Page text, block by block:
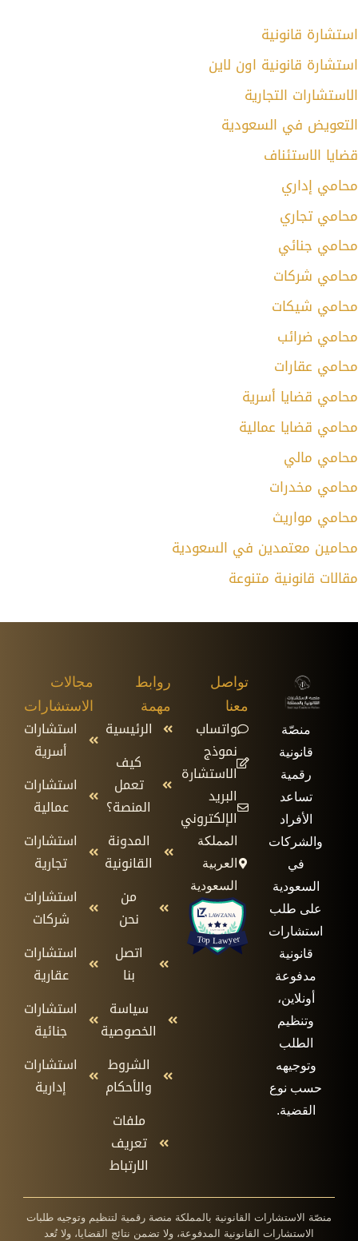
استشارة قانونية
استشارة قانونية اون لاين
الاستشارات التجارية
التعويض في السعودية
قضايا الاستئناف
محامي إداري
محامي تجاري
محامي جنائي
محامي شركات
محامي شيكات
محامي ضرائب
محامي عقارات
محامي قضايا أسرية
محامي قضايا عمالية
محامي مالي
محامي مخدرات
محامي مواريث
محامين معتمدين في السعودية
مقالات قانونية متنوعة
منصّة
قانونية
رقمية
تساعد
الأفراد
والشركات
في
السعودية
على طلب
استشارات
قانونية
مدفوعة
أونلاين،
وتنظيم
الطلب
وتوجيهه
حسب نوع
القضية.
روابط
مهمة
الرئيسية
كيف
تعمل
المنصة؟
المدونة
القانونية
من
نحن
اتصل
بنا
سياسة
الخصوصية
الشروط
والأحكام
ملفات
تعريف
الارتباط
مجالات
الاستشارات
استشارات
أسرية
استشارات
عمالية
استشارات
تجارية
استشارات
شركات
استشارات
عقارية
استشارات
جنائية
استشارات
إدارية
تواصل
معنا
واتساب
نموذج
الاستشارة
البريد
الإلكتروني
المملكة
العربية
السعودية
منصّة الاستشارات القانونية بالمملكة منصة رقمية لتنظيم وتوجيه طلبات
الاستشارات القانونية المدفوعة، ولا تضمن نتائج القضايا، ولا تُعد